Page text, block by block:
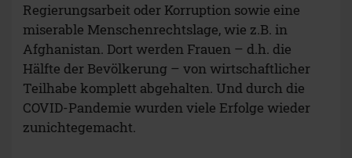
Regierungsarbeit oder Korruption sowie eine
miserable Menschenrechtslage, wie z.B. in
Afghanistan. Dort werden Frauen – d.h. die
Hälfte der Bevölkerung – von wirtschaftlicher
Teilhabe komplett abgehalten. Und durch die
COVID-Pandemie wurden viele Erfolge wieder
zunichtegemacht.